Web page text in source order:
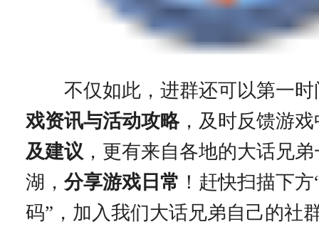
不仅如此，进群还可以第一时
戏资讯与活动攻略，及时反馈游
及建议 ，更有来自各地的大话兄
湖，分享游戏日常 ！赶快扫描下
码”，加入我们大话兄弟自己的社